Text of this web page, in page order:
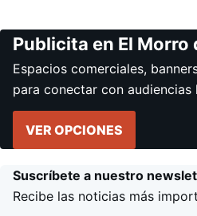
Publicita en El Morro
Espacios comerciales,
para conectar con audiencias
VER OPCIONES
Suscríbete a nuestro
Recibe las noticias más